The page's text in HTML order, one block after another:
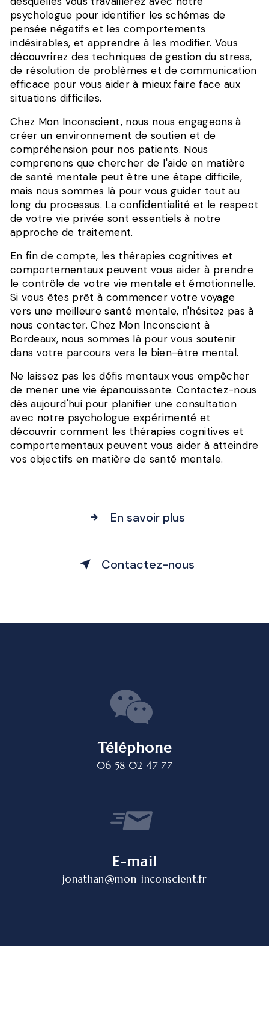
psychologue pour identifier les schémas de
pensée négatifs et les comportements
indésirables, et apprendre à les modifier. Vous
découvrirez des techniques de gestion du stress,
de résolution de problèmes et de communication
efficace pour vous aider à mieux faire face aux
situations difficiles.
Chez Mon Inconscient, nous nous engageons à
créer un environnement de soutien et de
compréhension pour nos patients. Nous
comprenons que chercher de l'aide en matière
de santé mentale peut être une étape difficile,
mais nous sommes là pour vous guider tout au
long du processus. La confidentialité et le respect
de votre vie privée sont essentiels à notre
approche de traitement.
En fin de compte, les thérapies cognitives et
comportementaux peuvent vous aider à prendre
le contrôle de votre vie mentale et émotionnelle.
Si vous êtes prêt à commencer votre voyage
vers une meilleure santé mentale, n'hésitez pas à
nous contacter. Chez Mon Inconscient à
Bordeaux, nous sommes là pour vous soutenir
dans votre parcours vers le bien-être mental.
Ne laissez pas les défis mentaux vous empêcher
de mener une vie épanouissante. Contactez-nous
dès aujourd'hui pour planifier une consultation
avec notre psychologue expérimenté et
découvrir comment les thérapies cognitives et
comportementaux peuvent vous aider à atteindre
vos objectifs en matière de santé mentale.
En savoir plus
Contactez-nous
Téléphone
06 58 02 47 77
E-mail
jonathan@mon-inconscient.fr